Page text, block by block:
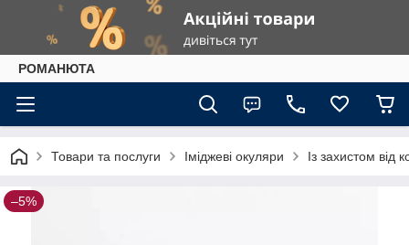
РОМАНЮТА
Товари та послуги Іміджеві окуляри Із захистом від
–5%